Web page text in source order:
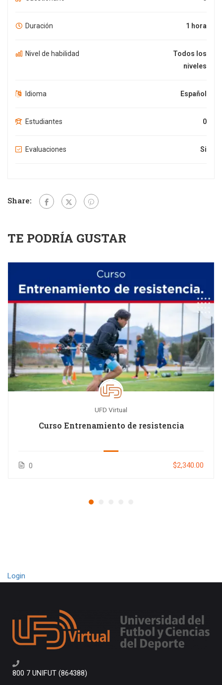
Duración 1 hora
Nivel de habilidad
Todos los
niveles
Idioma Español
Estudiantes 0
Evaluaciones Si
Share:
TE PODRÍA GUSTAR
UFD Virtual
Curso Entrenamiento de resistencia
0 $2,340.00
Login
800 7 UNIFUT (864388)